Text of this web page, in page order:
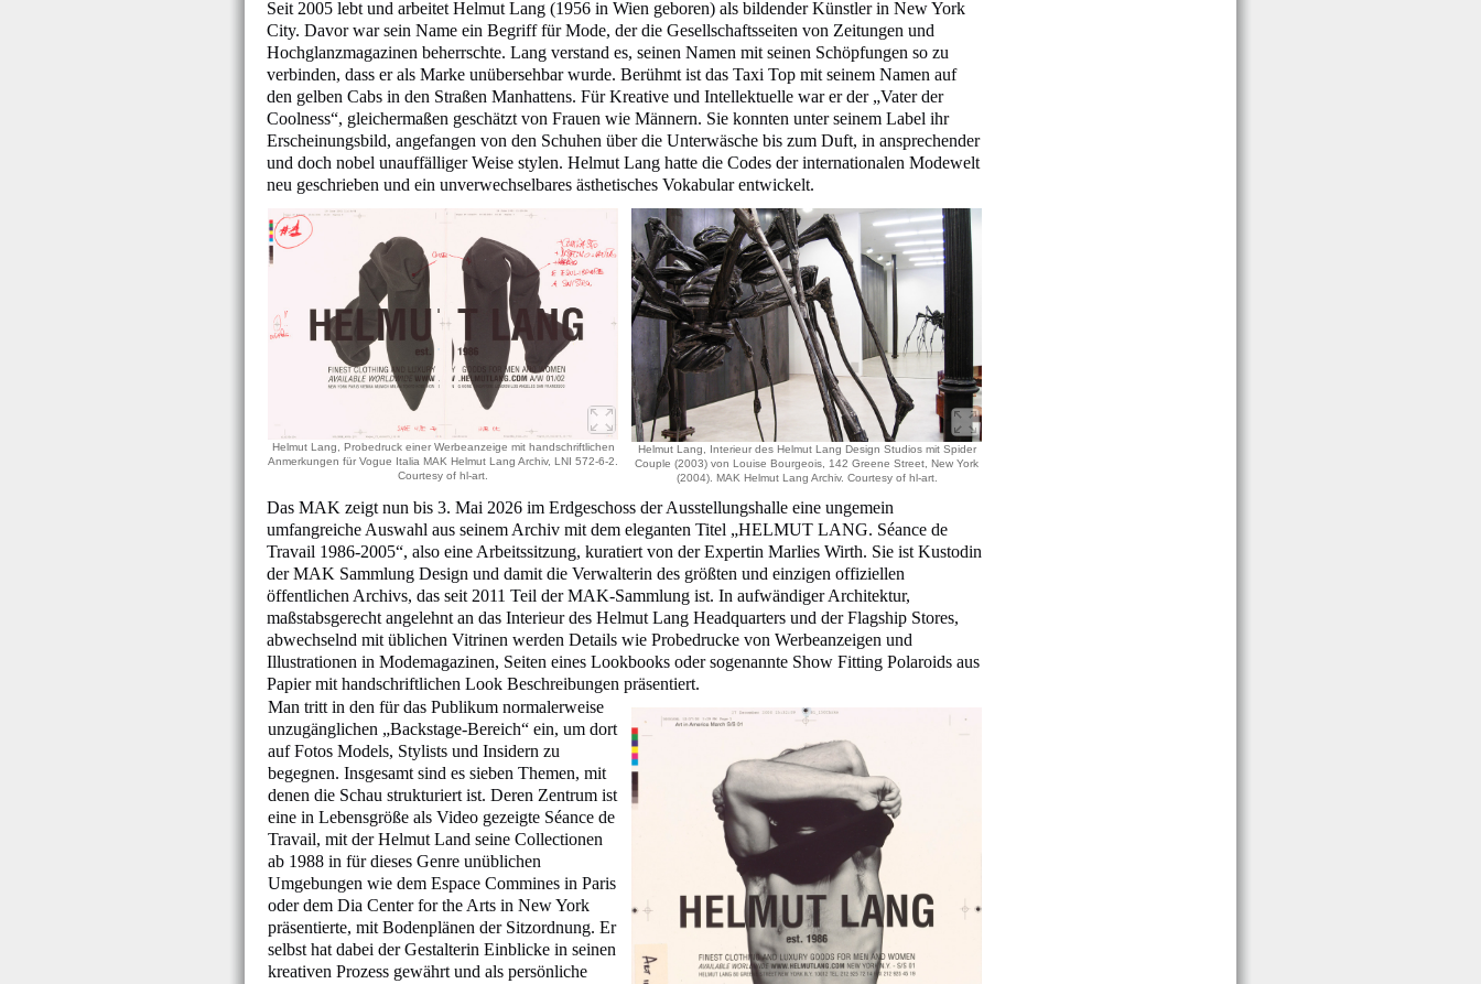
Seit 2005 lebt und arbeitet Helmut Lang (1956 in Wien geboren) als bildender Künstler in New York
City. Davor war sein Name ein Begriff für Mode, der die Gesellschaftsseiten von Zeitungen und
Hochglanzmagazinen beherrschte. Lang verstand es, seinen Namen mit seinen Schöpfungen so zu
verbinden, dass er als Marke unübersehbar wurde. Berühmt ist das Taxi Top mit seinem Namen auf
den gelben Cabs in den Straßen Manhattens. Für Kreative und Intellektuelle war er der „Vater der
Coolness“, gleichermaßen geschätzt von Frauen wie Männern. Sie konnten unter seinem Label ihr
Erscheinungsbild, angefangen von den Schuhen über die Unterwäsche bis zum Duft, in ansprechender
und doch nobel unauffälliger Weise stylen. Helmut Lang hatte die Codes der internationalen Modewelt
neu geschrieben und ein unverwechselbares ästhetisches Vokabular entwickelt.
Helmut Lang, Probedruck einer Werbeanzeige mit handschriftlichen
Anmerkungen für Vogue Italia MAK Helmut Lang Archiv, LNI 572-6-2.
Courtesy of hl-art.
Helmut Lang, Interieur des Helmut Lang Design Studios mit Spider
Couple (2003) von Louise Bourgeois, 142 Greene Street, New York
(2004). MAK Helmut Lang Archiv. Courtesy of hl-art.
Das MAK zeigt nun bis 3. Mai 2026 im Erdgeschoss der Ausstellungshalle eine ungemein
umfangreiche Auswahl aus seinem Archiv mit dem eleganten Titel „HELMUT LANG. Séance de
Travail 1986-2005“, also eine Arbeitssitzung, kuratiert von der Expertin Marlies Wirth. Sie ist Kustodin
der MAK Sammlung Design und damit die Verwalterin des größten und einzigen offiziellen
öffentlichen Archivs, das seit 2011 Teil der MAK-Sammlung ist. In aufwändiger Architektur,
maßstabsgerecht angelehnt an das Interieur des Helmut Lang Headquarters und der Flagship Stores,
abwechselnd mit üblichen Vitrinen werden Details wie Probedrucke von Werbeanzeigen und
Illustrationen in Modemagazinen, Seiten eines Lookbooks oder sogenannte Show Fitting Polaroids aus
Papier mit handschriftlichen Look Beschreibungen präsentiert.
Man tritt in den für das Publikum normalerweise
unzugänglichen „Backstage-Bereich“ ein, um dort
auf Fotos Models, Stylists und Insidern zu
begegnen. Insgesamt sind es sieben Themen, mit
denen die Schau strukturiert ist. Deren Zentrum ist
eine in Lebensgröße als Video gezeigte Séance de
Travail, mit der Helmut Land seine Collectionen
ab 1988 in für dieses Genre unüblichen
Umgebungen wie dem Espace Commines in Paris
oder dem Dia Center for the Arts in New York
präsentierte, mit Bodenplänen der Sitzordnung. Er
selbst hat dabei der Gestalterin Einblicke in seinen
kreativen Prozess gewährt und als persönliche